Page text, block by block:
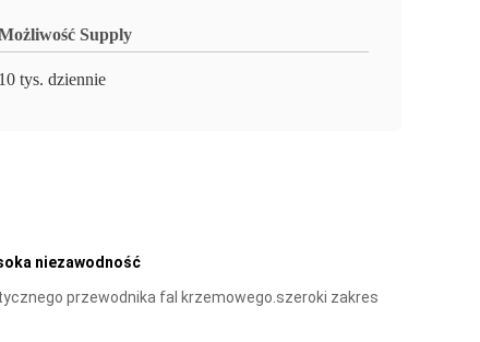
Supply
10 tys. dziennie
niezawodność
przewodnika fal krzemowego.szeroki zakres